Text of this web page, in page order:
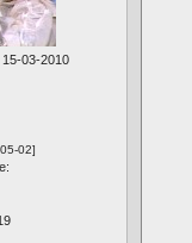
15-03-2010
02]